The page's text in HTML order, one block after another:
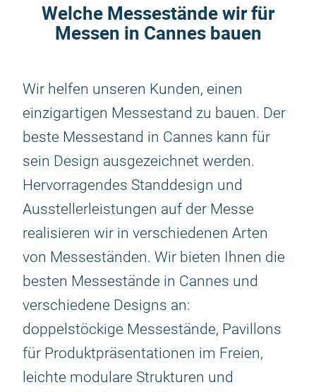
Welche Messestände wir für
Messen in Cannes bauen
Wir helfen unseren Kunden, einen
einzigartigen Messestand zu bauen. Der
beste Messestand in Cannes kann für
sein Design ausgezeichnet werden.
Hervorragendes Standdesign und
Ausstellerleistungen auf der Messe
realisieren wir in verschiedenen Arten
von Messeständen. Wir bieten Ihnen die
besten Messestände in Cannes und
verschiedene Designs an:
doppelstöckige Messestände, Pavillons
für Produktpräsentationen im Freien,
leichte modulare Strukturen und